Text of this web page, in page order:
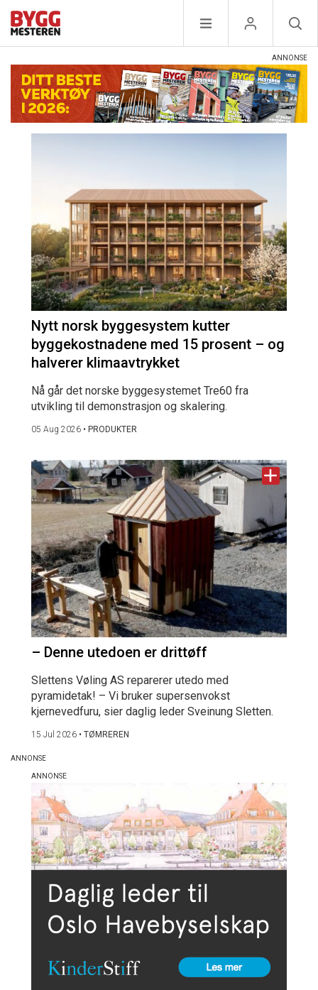
Nytt norsk byggesystem kutter
byggekostnadene med 15 prosent – og
halverer klimaavtrykket
Nå går det norske byggesystemet Tre60 fra
utvikling til demonstrasjon og skalering.
05 Aug 2026 • PRODUKTER
– Denne utedoen er drittøff
Slettens Vøling AS reparerer utedo med
pyramidetak! – Vi bruker supersenvokst
kjernevedfuru, sier daglig leder Sveinung Sletten.
15 Jul 2026 • TØMREREN